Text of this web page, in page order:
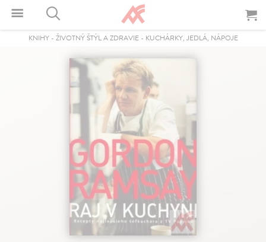
KNIHY- ŽIVOTNÝ ŠTÝL A ZDRAVIE- KUCHÁRKY, JEDLÁ, NÁPOJE